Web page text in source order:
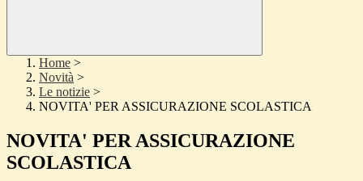
Home >
Novità >
Le notizie >
NOVITA' PER ASSICURAZIONE SCOLASTICA
NOVITA' PER ASSICURAZIONE
SCOLASTICA